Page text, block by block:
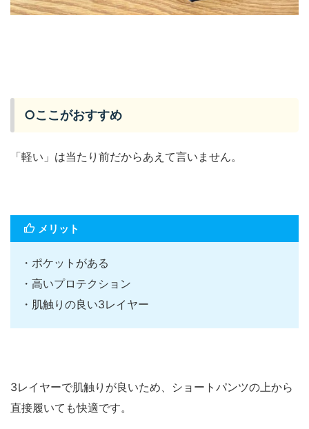
○ここがおすすめ
「軽い」は当たり前だからあえて言いません。
メリット
・ポケットがある
・高いプロテクション
・肌触りの良い3レイヤー
3レイヤーで肌触りが良いため、ショートパンツの上から
直接履いても快適です。